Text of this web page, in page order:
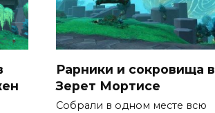
Рарники и сокровища в
Зерет Мортисе
Собрали в одном месте всю